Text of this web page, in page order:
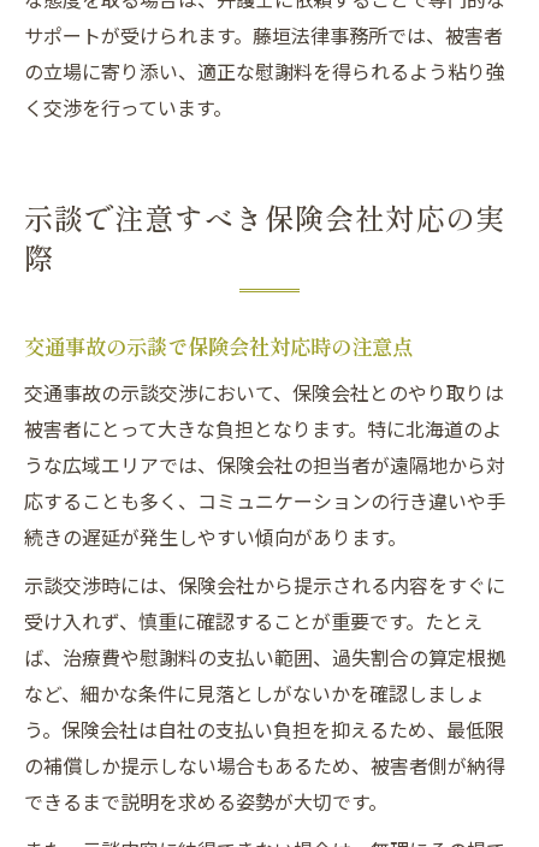
サポートが受けられます。藤垣法律事務所では、被害者
の立場に寄り添い、適正な慰謝料を得られるよう粘り強
く交渉を行っています。
示談で注意すべき保険会社対応の実
際
交通事故の示談で保険会社対応時の注意点
交通事故の示談交渉において、保険会社とのやり取りは
被害者にとって大きな負担となります。特に北海道のよ
うな広域エリアでは、保険会社の担当者が遠隔地から対
応することも多く、コミュニケーションの行き違いや手
続きの遅延が発生しやすい傾向があります。
示談交渉時には、保険会社から提示される内容をすぐに
受け入れず、慎重に確認することが重要です。たとえ
ば、治療費や慰謝料の支払い範囲、過失割合の算定根拠
など、細かな条件に見落としがないかを確認しましょ
う。保険会社は自社の支払い負担を抑えるため、最低限
の補償しか提示しない場合もあるため、被害者側が納得
できるまで説明を求める姿勢が大切です。